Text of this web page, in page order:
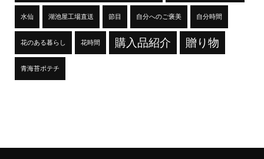
水仙 湖池屋工場直送 節目 自分へのご褒美 自分時間
花のある暮らし 花時間 購入品紹介 贈り物
青海苔ポテチ